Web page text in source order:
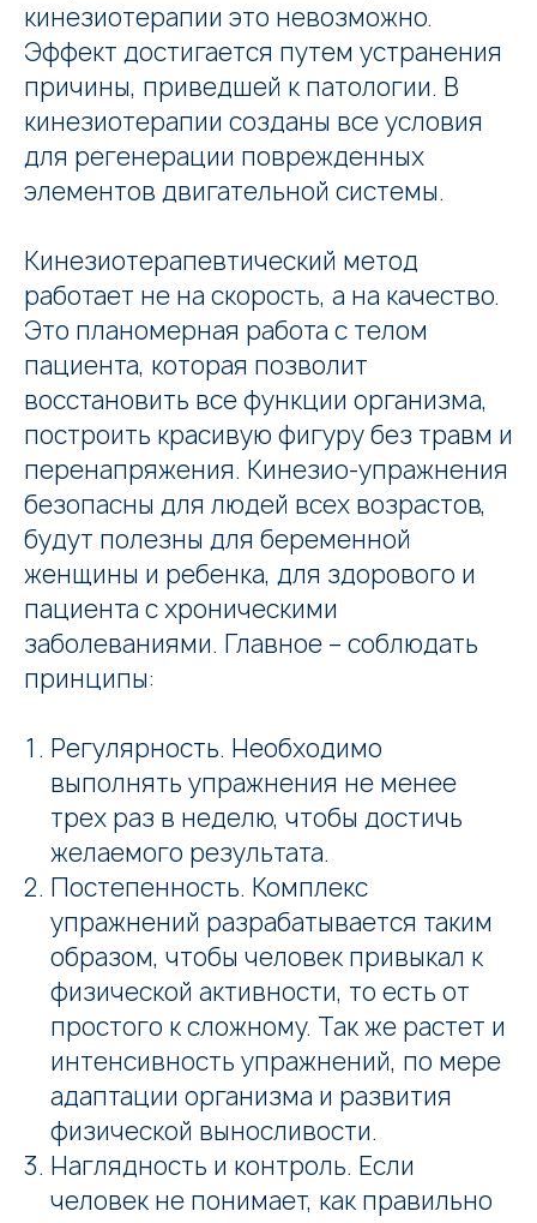
кинезиотерапии это невозможно.
Эффект достигается путем устранения
причины, приведшей к патологии. В
кинезиотерапии созданы все условия
для регенерации поврежденных
элементов двигательной системы.
Кинезиотерапевтический метод
работает не на скорость, а на качество.
Это планомерная работа с телом
пациента, которая позволит
восстановить все функции организма,
построить красивую фигуру без травм и
перенапряжения. Кинезио-упражнения
безопасны для людей всех возрастов,
будут полезны для беременной
женщины и ребенка, для здорового и
пациента с хроническими
заболеваниями. Главное – соблюдать
принципы:
Регулярность. Необходимо
выполнять упражнения не менее
трех раз в неделю, чтобы достичь
желаемого результата.
Постепенность. Комплекс
упражнений разрабатывается таким
образом, чтобы человек привыкал к
физической активности, то есть от
простого к сложному. Так же растет и
интенсивность упражнений, по мере
адаптации организма и развития
физической выносливости.
Наглядность и контроль. Если
человек не понимает, как правильно